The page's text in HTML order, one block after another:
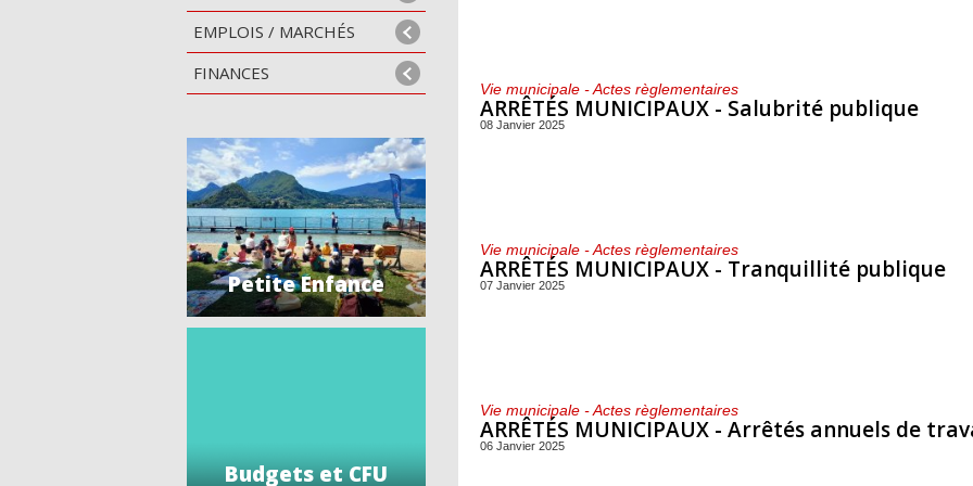
EMPLOIS / MARCHÉS
FINANCES
Petite Enfance
Budgets et CFU
Vie municipale - Actes règlementaires
ARRÊTÉS MUNICIPAUX - Salubrité publique
08 Janvier 2025
Vie municipale - Actes règlementaires
ARRÊTÉS MUNICIPAUX - Tranquillité publique
07 Janvier 2025
Vie municipale - Actes règlementaires
ARRÊTÉS MUNICIPAUX - Arrêtés annuels de
06 Janvier 2025